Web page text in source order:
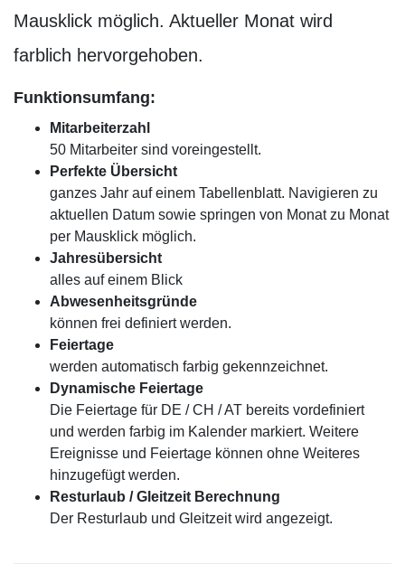
Mausklick möglich. Aktueller Monat wird
farblich hervorgehoben.
Funktionsumfang:
Mitarbeiterzahl
50 Mitarbeiter sind voreingestellt.
Perfekte Übersicht
ganzes Jahr auf einem Tabellenblatt. Navigieren zu
aktuellen Datum sowie springen von Monat zu Monat
per Mausklick möglich.
Jahresübersicht
alles auf einem Blick
Abwesenheitsgründe
können frei definiert werden.
Feiertage
werden automatisch farbig gekennzeichnet.
Dynamische Feiertage
Die Feiertage für DE / CH / AT bereits vordefiniert
und werden farbig im Kalender markiert. Weitere
Ereignisse und Feiertage können ohne Weiteres
hinzugefügt werden.
Resturlaub / Gleitzeit Berechnung
Der Resturlaub und Gleitzeit wird angezeigt.